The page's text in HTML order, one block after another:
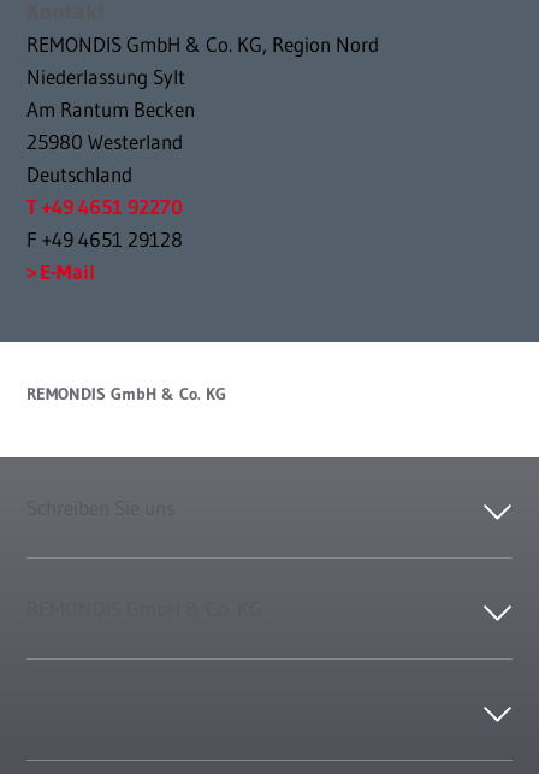
REMONDIS GmbH & Co. KG, Region Nord
Niederlassung Sylt
Am Rantum Becken
25980 Westerland
Deutschland
T +49 4651 92270
F +49 4651 29128
E-Mail
REMONDIS GmbH & Co. KG